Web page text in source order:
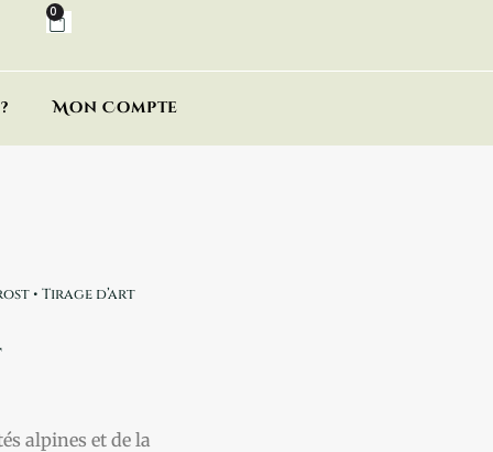
0
Mon Compte
• Tirage d’art
alpines et de la